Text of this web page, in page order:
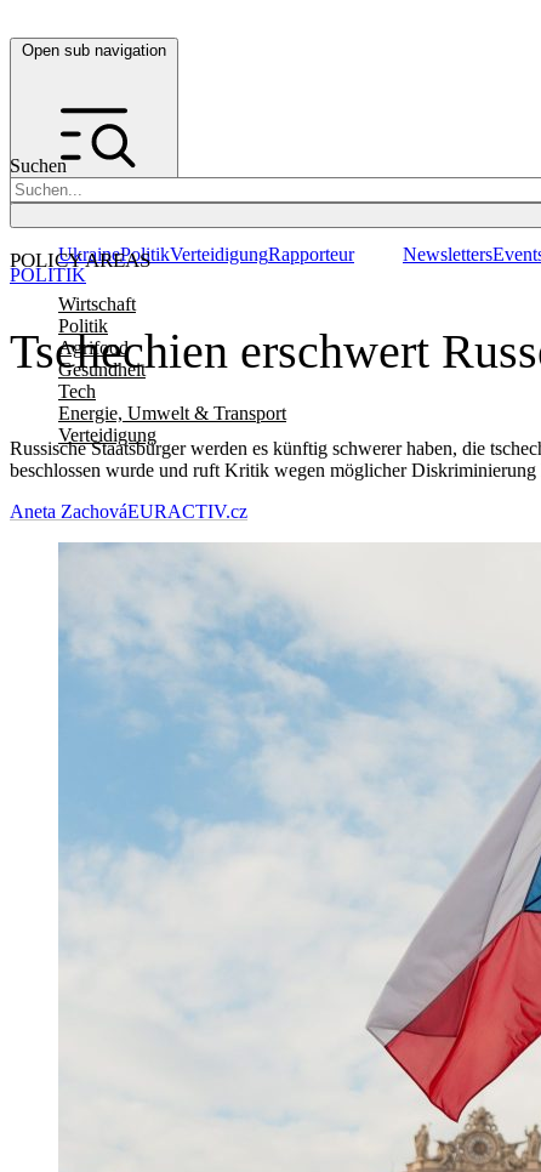
Open sub navigation
Suchen
POLICY AREAS
Wirtschaft
Politik
Agrifood
Gesundheit
Tech
Energie, Umwelt & Transport
Verteidigung
UkrainePolitikVerteidigungRapporteur Newsletters
Tschechien erschwert
Russische Staatsbürger werden es künftig schwerer haben, die
beschlossen wurde und ruft Kritik wegen möglicher Diskriminierung
POLITIK
Aneta ZachováEURACTIV.cz